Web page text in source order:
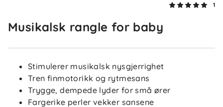
1
Musikalsk rangle for baby
Stimulerer musikalsk nysgjerrighet
Tren finmotorikk og rytmesans
Trygge, dempede lyder for små ører
Fargerike perler vekker sansene